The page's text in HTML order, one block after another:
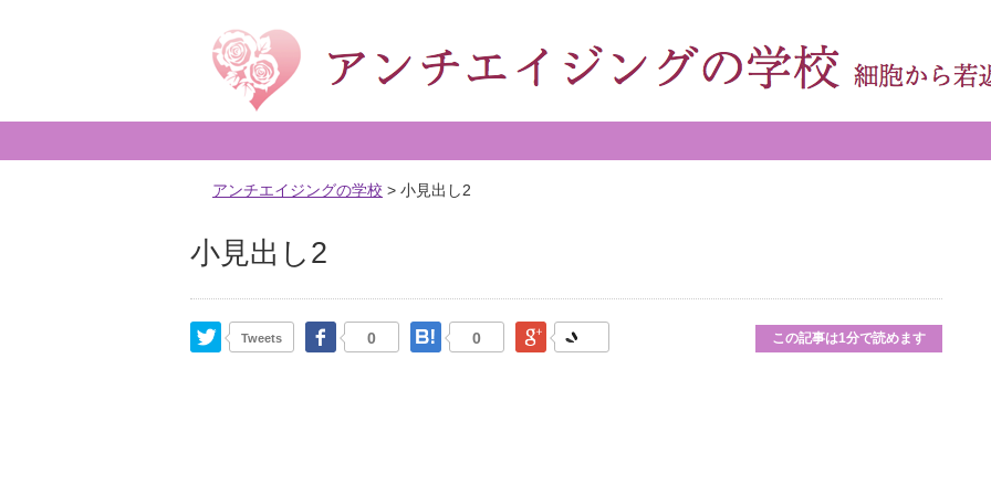
アンチエイジングの学校 > 小見出し2
小見出し2
Tweets
Twitter 0
Facebook 0
はてなブックマークGoogle Plus この記事は1分で読めます